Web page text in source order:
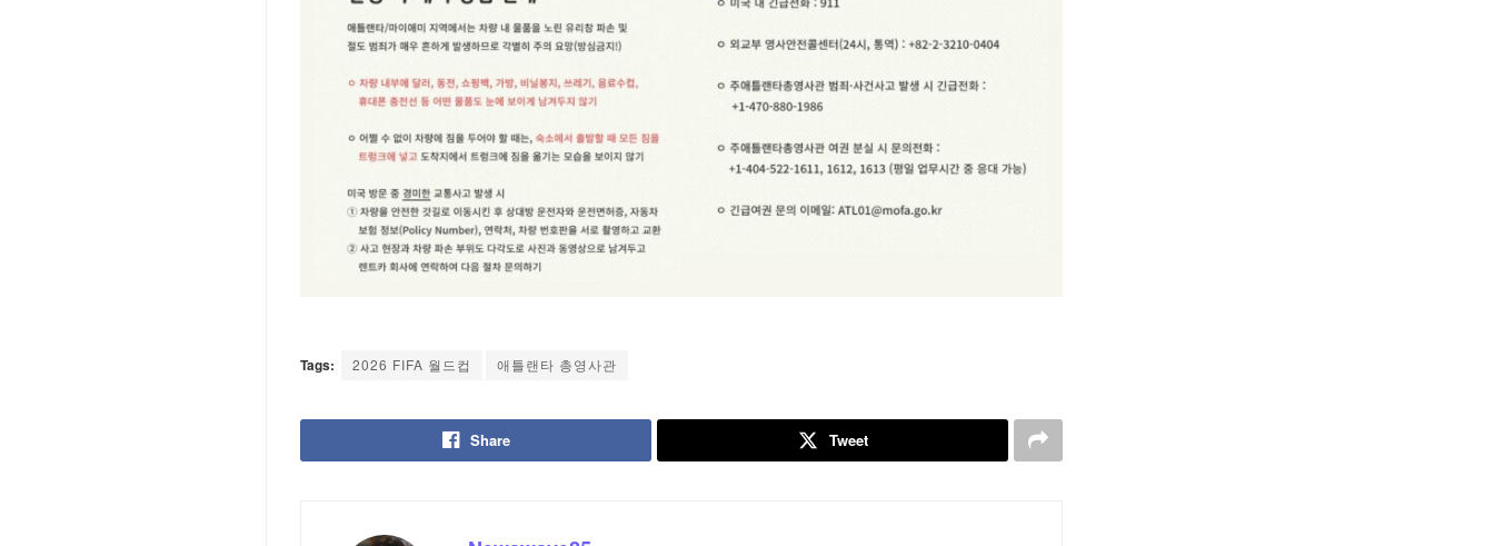
Tags: 2026 FIFA 월드컵 애틀랜타 총영사관
Share Tweet